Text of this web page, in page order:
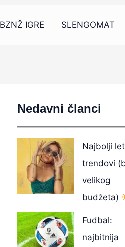
BZNŽ IGRE SLENGOMAT
Nedavni članci
Najbolji
trendovi
velikog
budžeta)
Fudbal:
najbitnija